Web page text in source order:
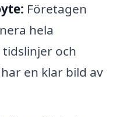
Företagen
hela
och
en klar bild av